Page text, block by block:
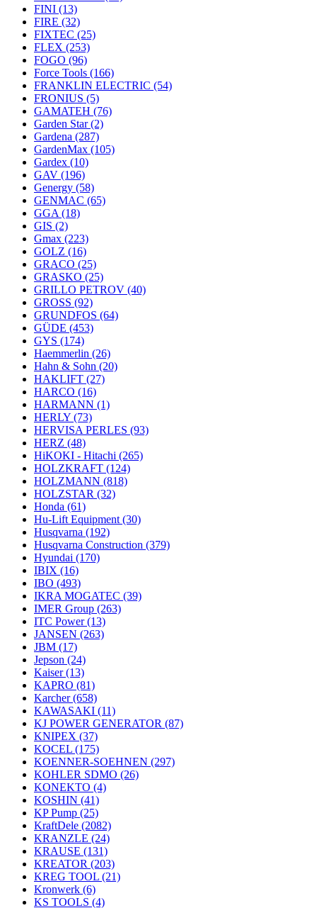
FINI (13)
FIRE (32)
FIXTEC (25)
FLEX (253)
FOGO (96)
Force Tools (166)
FRANKLIN ELECTRIC (54)
FRONIUS (5)
GAMATEH (76)
Garden Star(2)
Gardena (287)
GardenMax (105)
Gardex (10)
GAV (196)
Genergy (58)
GENMAC (65)
GGA (18)
GIS (2)
Gmax (223)
GOLZ (16)
GRACO (25)
GRASKO (25)
GRILLO PETROV (40)
GROSS (92)
GRUNDFOS (64)
GÜDE (453)
GYS (174)
Haemmerlin (26)
Hahn & Sohn (20)
HAKLIFT (27)
HARCO (16)
HARMANN (1)
HERLY (73)
HERVISA PERLES (93)
HERZ (48)
HiKOKI - Hitachi (265)
HOLZKRAFT (124)
HOLZMANN (818)
HOLZSTAR (32)
Honda (61)
Hu-Lift Equipment (30)
Husqvarna (192)
Husqvarna Construction (379)
Hyundai (170)
IBIX (16)
IBO (493)
IKRA MOGATEC (39)
IMER Group (263)
ITC Power(13)
JANSEN (263)
JBM (17)
Jepson (24)
Kaiser(13)
KAPRO (81)
Karcher(658)
KAWASAKI (11)
KJ POWER GENERATOR (87)
KNIPEX (37)
KOCEL (175)
KOENNER-SOEHNEN (297)
KOHLER SDMO (26)
KONEKTO (4)
KOSHIN (41)
KP Pump (25)
KraftDele (2082)
KRANZLE (24)
KRAUSE (131)
KREATOR (203)
KREG TOOL (21)
Kronwerk (6)
KS TOOLS (4)